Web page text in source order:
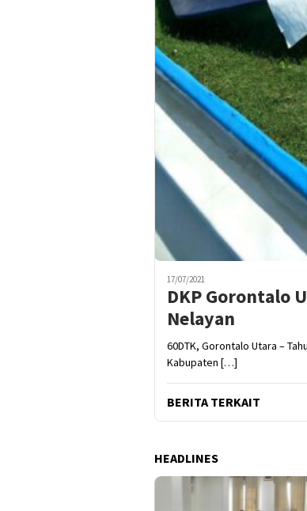
17/07/2021
DKP Gorontalo
Nelayan
60DTK, Gorontalo Utara –
Kabupaten […]
BERITA TERKAIT
HEADLINES